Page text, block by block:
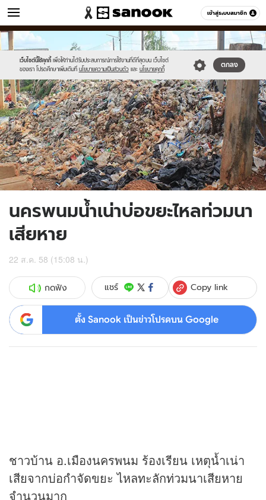
เข้าสู่ระบบสมาชิก
ข่าว หมวดอื่นๆ
เว็บไซต์นี้ใช้คุกกี้ เพื่อให้ท่านได้รับประสบการณ์การใช้งานที่ดีที่สุดบน เว็บไซต์
ของเรา โปรดศึกษาเพิ่มเติมที่ นโยบายความเป็นส่วนตัว และ นโยบายคุกกี้
ตกลง
Sanook
//s.isanook.com/sr/0/images/logo-
new-
sanook.png
600
60
//s.isanook.com/ns/0/ud/370/1852326/640835-
01.jpg
นครพนมน้ำเน่าบ่อขยะไหลท่วมนา
เสียหาย
22 ส.ค. 58 (15:08 น.)
กดฟัง แชร์ Copy link
ตั้ง Sanook เป็นข่าวโปรดบน Google
ชาวบ้าน อ.เมืองนครพนม ร้องเรียน เหตุน้ำเน่า
เสียจากบ่อกำจัดขยะ ไหลทะลักท่วมนาเสียหาย
จำนวนมาก